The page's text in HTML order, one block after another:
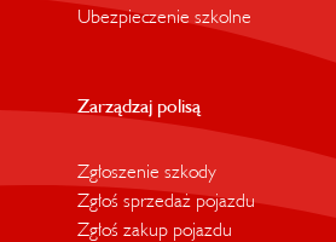
Ubezpieczenie szkolne
Zarządzaj polisą
Zgłoszenie szkody
Zgłoś sprzedaż pojazdu
Zgłoś zakup pojazdu